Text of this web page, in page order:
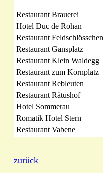
Restaurant Brauerei
Hotel Duc de Rohan
Restaurant Feldschlösschen
Restaurant Gansplatz
Restaurant Klein Waldegg
Restaurant zum Kornplatz
Restaurant Rebleuten
Restaurant Rätushof
Hotel Sommerau
Romatik Hotel Stern
Restaurant Vabene
zurück